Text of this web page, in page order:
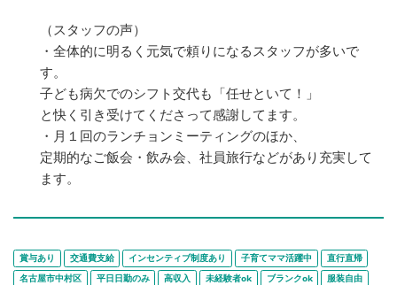
（スタッフの声）
・全体的に明るく元気で頼りになるスタッフが多いで
す。
子ども病欠でのシフト交代も「任せといて！」
と快く引き受けてくださって感謝してます。
・月１回のランチョンミーティングのほか、
定期的なご飯会・飲み会、社員旅行などがあり充実して
ます。
賞与あり 交通費支給 インセンティブ制度あり 子育てママ活躍中
直行直帰
名古屋市中村区
平日日勤のみ 高収入 未経験者ok ブランクok
服装自由